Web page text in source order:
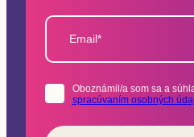
Email*
Oboznámil/a som sa a
spracúvaním osobných